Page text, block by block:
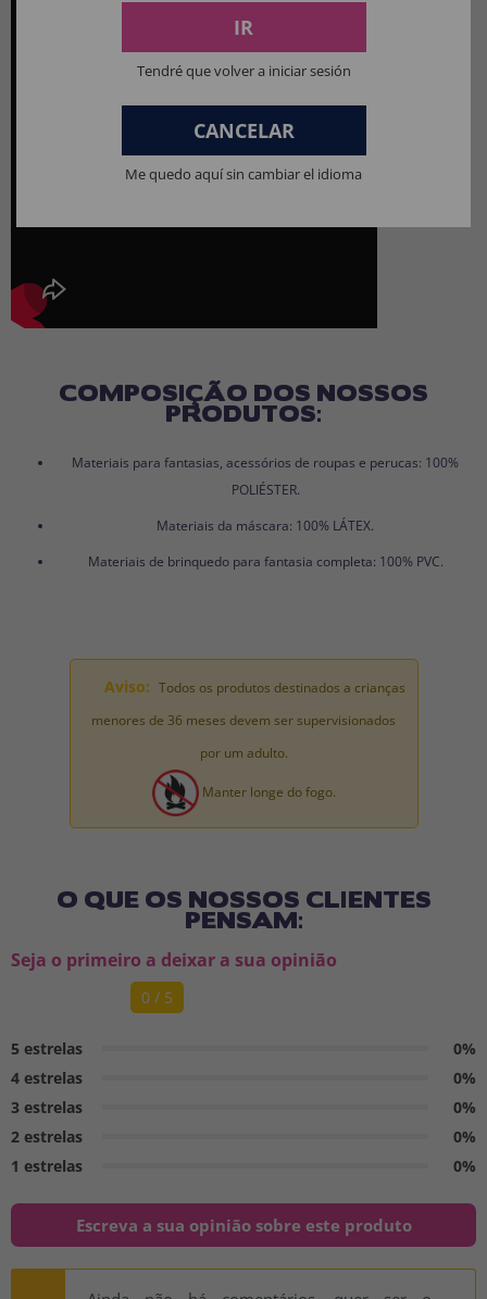
COMPOSIÇÃO DOS NOSSOS
PRODUTOS:
Materiais para fantasias, acessórios de roupas e perucas: 100%
POLIÉSTER.
Materiais da máscara: 100% LÁTEX.
Materiais de brinquedo para fantasia completa: 100% PVC.
Aviso: Todos os produtos destinados a crianças
menores de 36 meses devem ser supervisionados
por um adulto.
Manter longe do fogo.
O QUE OS NOSSOS CLIENTES
PENSAM:
Seja o primeiro a deixar a sua opinião
0 / 5
5 estrelas
0%
4 estrelas
0%
3 estrelas
0%
2 estrelas
0%
1 estrelas
0%
Escreva a sua opinião sobre este produto
IR
Tendré que volver a iniciar sesión
CANCELAR
Me quedo aquí sin cambiar el idioma